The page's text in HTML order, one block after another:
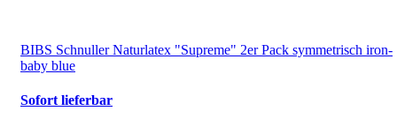
BIBS Schnuller Naturlatex "Supreme" 2er Pack symmetrisch iron-
baby blue
Sofort lieferbar